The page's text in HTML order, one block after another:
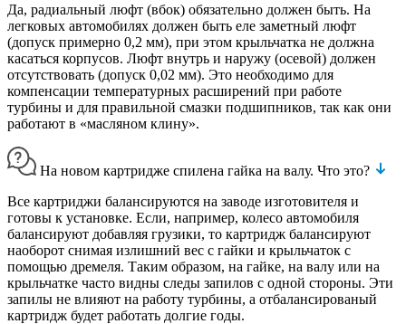
Да, радиальный люфт (вбок) обязательно должен быть. На
легковых автомобилях должен быть еле заметный люфт
(допуск примерно 0,2 мм), при этом крыльчатка не должна
касаться корпусов. Люфт внутрь и наружу (осевой) должен
отсутствовать (допуск 0,02 мм). Это необходимо для
компенсации температурных расширений при работе
турбины и для правильной смазки подшипников, так как они
работают в «масляном клину».
На новом картридже спилена гайка на валу. Что это?
Все картриджи балансируются на заводе изготовителя и
готовы к установке. Если, например, колесо автомобиля
балансируют добавляя грузики, то картридж балансируют
наоборот снимая излишний вес с гайки и крыльчаток с
помощью дремеля. Таким образом, на гайке, на валу или на
крыльчатке часто видны следы запилов с одной стороны. Эти
запилы не влияют на работу турбины, а отбалансированый
картридж будет работать долгие годы.